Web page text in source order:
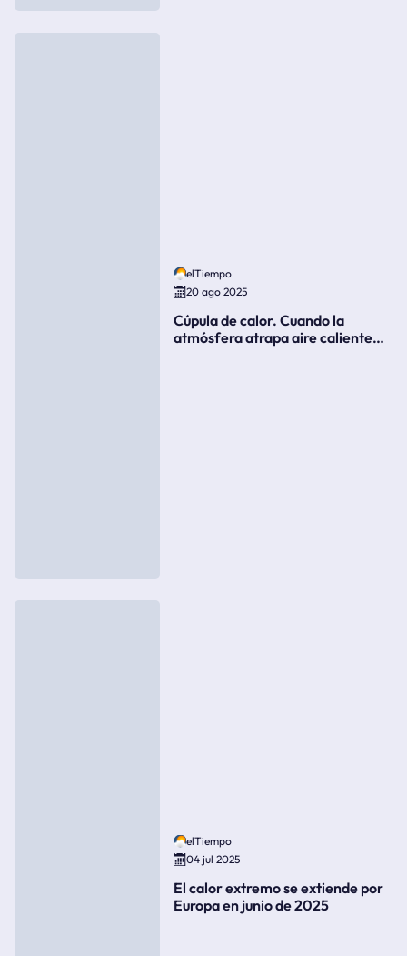
elTiempo
20 ago 2025
Cúpula de calor. Cuando la
atmósfera atrapa aire caliente
elTiempo
04 jul 2025
El calor extremo se extiende por
Europa en junio de 2025